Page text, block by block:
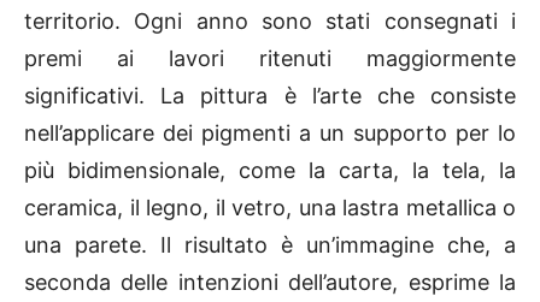
territorio. Ogni anno sono stati consegnati i
premi ai lavori ritenuti maggiormente
significativi. La pittura è l’arte che consiste
nell’applicare dei pigmenti a un supporto per lo
più bidimensionale, come la carta, la tela, la
ceramica, il legno, il vetro, una lastra metallica o
una parete. Il risultato è un’immagine che, a
seconda delle intenzioni dell’autore, esprime la